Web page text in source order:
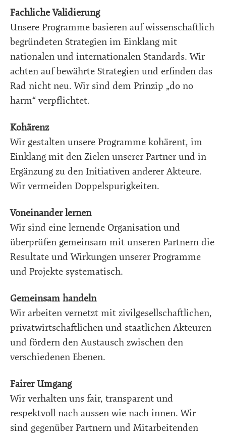
Fachliche Validierung
Unsere Programme basieren auf wissenschaftlich
begründeten Strategien im Einklang mit
nationalen und internationalen Standards. Wir
achten auf bewährte Strategien und erfinden das
Rad nicht neu. Wir sind dem Prinzip „do no
harm“ verpflichtet.
Kohärenz
Wir gestalten unsere Programme kohärent, im
Einklang mit den Zielen unserer Partner und in
Ergänzung zu den Initiativen anderer Akteure.
Wir vermeiden Doppelspurigkeiten.
Voneinander lernen
Wir sind eine lernende Organisation und
überprüfen gemeinsam mit unseren Partnern die
Resultate und Wirkungen unserer Programme
und Projekte systematisch.
Gemeinsam handeln
Wir arbeiten vernetzt mit zivilgesellschaftlichen,
privatwirtschaftlichen und staatlichen Akteuren
und fördern den Austausch zwischen den
verschiedenen Ebenen.
Fairer Umgang
Wir verhalten uns fair, transparent und
respektvoll nach aussen wie nach innen. Wir
sind gegenüber Partnern und Mitarbeitenden